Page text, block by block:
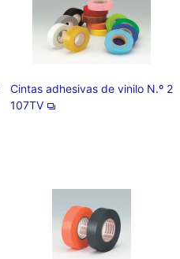
Cintas adhesivas de vinilo N.º 2
107TV